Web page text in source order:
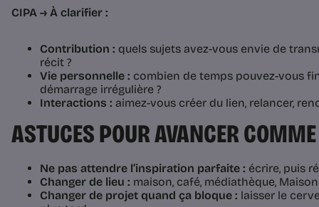
CIPA → À clarifier :
Contribution : quels sujets avez-vous envie de
récit ?
Vie personnelle : combien de temps pouvez-vous
démarrage irrégulière ?
Interactions : aimez-vous créer du lien, relancer,
ASTUCES POUR AVANCER
Ne pas attendre l’inspiration parfaite : écrire, puis
Changer de lieu : maison, café, médiathèque,
Changer de projet quand ça bloque : laisser le